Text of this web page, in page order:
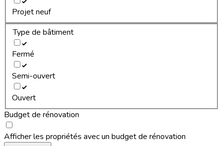
Projet neuf
Type de bâtiment
Fermé
Semi-ouvert
Ouvert
Budget de rénovation
Afficher les propriétés avec un budget de rénovation